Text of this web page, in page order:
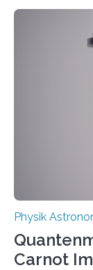
werden
der
Jahre alt
technologie
internationale
Physik
Carnot